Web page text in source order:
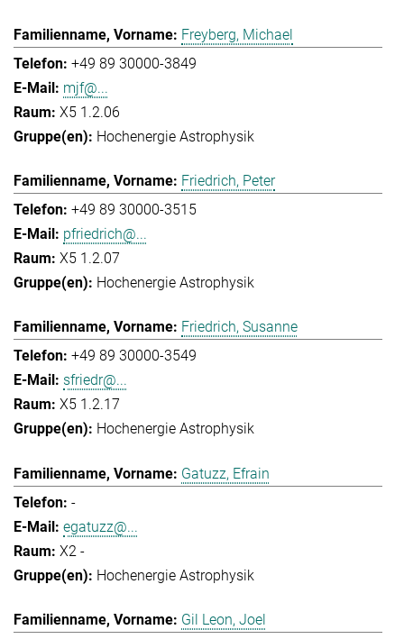
Freyberg, Michael
+49 89 30000-3849
mjf@...
X5 1.2.06
Hochenergie Astrophysik
Friedrich, Peter
+49 89 30000-3515
pfriedrich@...
X5 1.2.07
Hochenergie Astrophysik
Friedrich, Susanne
+49 89 30000-3549
sfriedr@...
X5 1.2.17
Hochenergie Astrophysik
Gatuzz, Efrain
-
egatuzz@...
X2 -
Hochenergie Astrophysik
Gil Leon, Joel